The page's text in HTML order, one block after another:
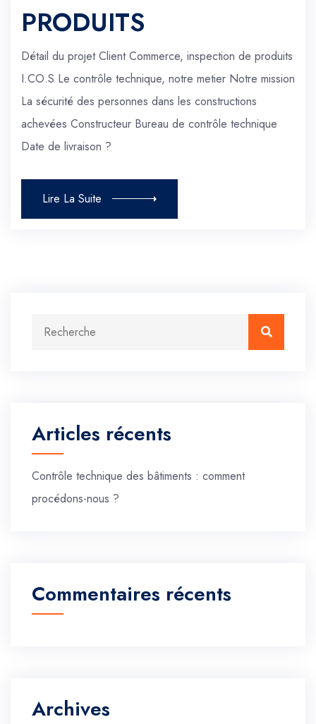
PRODUITS
Détail du projet Client Commerce, inspection de produits
I.CO.S Le contrôle technique, notre metier Notre mission
La sécurité des personnes dans les constructions
achevées Constructeur Bureau de contrôle technique
Date de livraison ?
Lire La Suite
Recherche :
Articles récents
Contrôle technique des bâtiments : comment
procédons-nous ?
Commentaires récents
Archives